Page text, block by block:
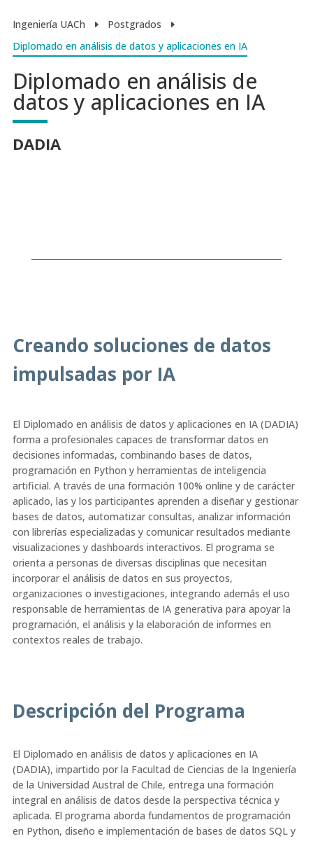
Ingeniería UACh E Postgrados E
Diplomado en análisis de datos y aplicaciones en IA
Diplomado en análisis de
datos y aplicaciones en IA
DADIA
Creando soluciones de datos
impulsadas por IA
El Diplomado en análisis de datos y aplicaciones en IA (DADIA)
forma a profesionales capaces de transformar datos en
decisiones informadas, combinando bases de datos,
programación en Python y herramientas de inteligencia
artificial. A través de una formación 100% online y de carácter
aplicado, las y los participantes aprenden a diseñar y gestionar
bases de datos, automatizar consultas, analizar información
con librerías especializadas y comunicar resultados mediante
visualizaciones y dashboards interactivos. El programa se
orienta a personas de diversas disciplinas que necesitan
incorporar el análisis de datos en sus proyectos,
organizaciones o investigaciones, integrando además el uso
responsable de herramientas de IA generativa para apoyar la
programación, el análisis y la elaboración de informes en
contextos reales de trabajo.
Descripción del Programa
El Diplomado en análisis de datos y aplicaciones en IA
(DADIA), impartido por la Facultad de Ciencias de la Ingeniería
de la Universidad Austral de Chile, entrega una formación
integral en análisis de datos desde la perspectiva técnica y
aplicada. El programa aborda fundamentos de programación
en Python, diseño e implementación de bases de datos SQL y